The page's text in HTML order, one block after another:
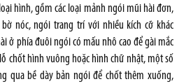
hình, gồm các loại mảnh ngói mũi hài đơn,
nóc, ngói trang trí với nhiều kích cỡ khác
ở phía đuôi ngói có mấu nhô cao để gài mắc
chốt hình vuông hoặc hình chữ nhật, một số
qua bề dày bản ngói để chốt thêm xuống,